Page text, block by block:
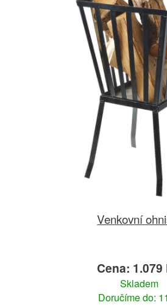
Venkovní
Cena: 1.079
Skladem
Doručíme do: